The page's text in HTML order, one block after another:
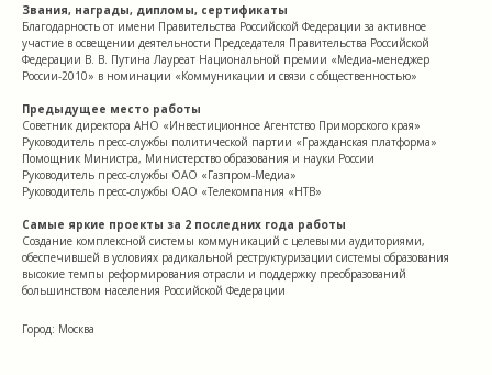
Звания, награды, дипломы, сертификаты
Благодарность от имени Правительства Российской Федерации за активное
участие в освещении деятельности Председателя Правительства Российской
Федерации В. В. Путина Лауреат Национальной премии «Медиа-менеджер
России-2010» в номинации «Коммуникации и связи с общественностью»
Предыдущее место работы
Советник директора АНО «Инвестиционное Агентство Приморского края»
Руководитель пресс-службы политической партии «Гражданская платформа»
Помощник Министра, Министерство образования и науки России
Руководитель пресс-службы ОАО «Газпром-Медиа»
Руководитель пресс-службы ОАО «Телекомпания «НТВ»
Самые яркие проекты за 2 последних года работы
Создание комплексной системы коммуникаций с целевыми аудиториями,
обеспечившей в условиях радикальной реструктуризации системы образования
высокие темпы реформирования отрасли и поддержку преобразований
большинством населения Российской Федерации
Город: Москва